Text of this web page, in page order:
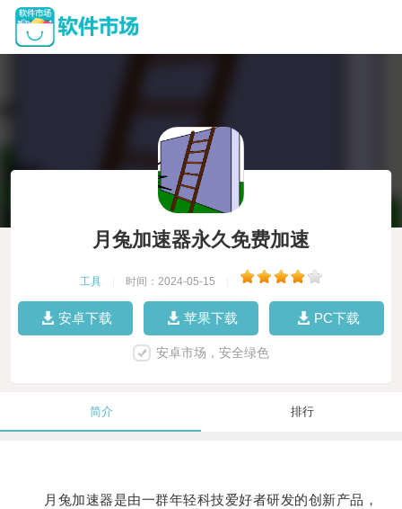
月兔加速器永久免费加速
工具 时间：2024-05-15
安卓下载 苹果下载 PC下载
安卓市场，安全绿色
简介 排行
月兔加速器是由一群年轻科技爱好者研发的创新产品，